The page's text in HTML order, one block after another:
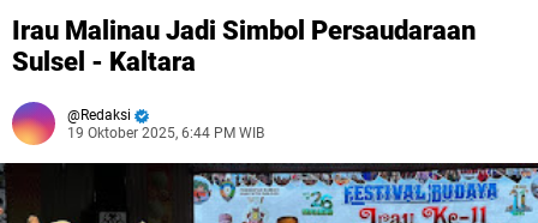
Irau Malinau Jadi Simbol Persaudaraan
Sulsel - Kaltara
Redaksi
19 Oktober 2025, 6:44 PM WIB